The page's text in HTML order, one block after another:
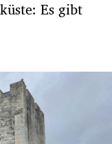
Es gibt